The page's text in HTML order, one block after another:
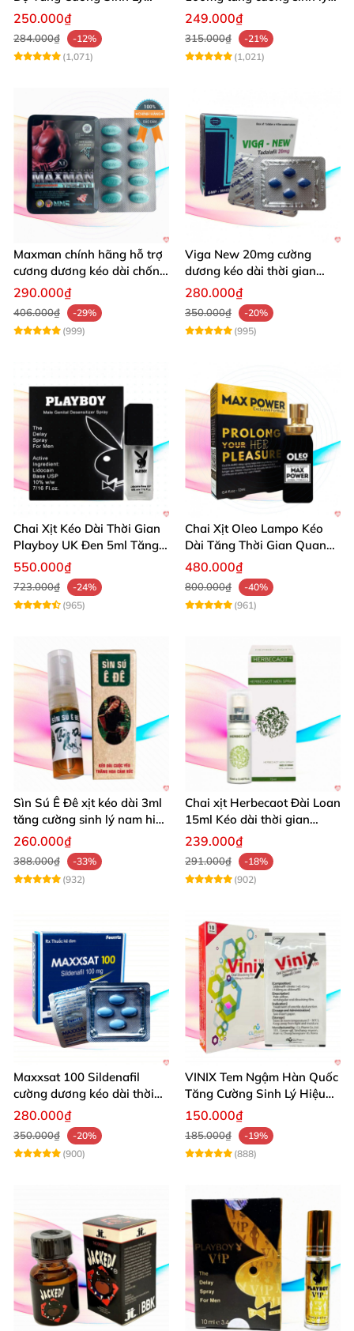
Nam Hiệu Quả
250.000₫
284.000₫
-12%
(1,071)
kéo dài thời gian cho nam
249.000₫
315.000₫
-21%
(1,021)
Maxman chính hãng hỗ trợ
cương dương kéo dài chống
xuất tinh sớm 10 viên
290.000₫
406.000₫
-29%
(999)
Viga New 20mg cường
dương kéo dài thời gian
chống xuất tinh hiệu quả
280.000₫
350.000₫
-20%
(995)
Chai Xịt Kéo Dài Thời Gian
Playboy UK Đen 5ml Tăng
Khoái Cảm
550.000₫
723.000₫
-24%
(965)
Chai Xịt Oleo Lampo Kéo
Dài Tăng Thời Gian Quan
Hệ Chính Hãng
480.000₫
800.000₫
-40%
(961)
Sìn Sú Ê Đê xịt kéo dài 3ml
tăng cường sinh lý nam hiệu
quả
260.000₫
388.000₫
-33%
(932)
Chai xịt Herbecaot Đài Loan
15ml Kéo dài thời gian
Tăng khoái cảm
239.000₫
291.000₫
-18%
(902)
Maxxsat 100 Sildenafil
cường dương kéo dài thời
gian dùng hiệu quả nhanh
280.000₫
350.000₫
-20%
(900)
VINIX Tem Ngậm Hàn Quốc
Tăng Cường Sinh Lý Hiệu
Quả
150.000₫
185.000₫
-19%
(888)